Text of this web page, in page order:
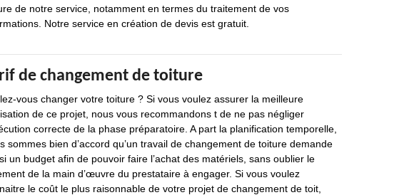
de notre service, notamment en termes du traitement de vos
Notre service en création de devis est gratuit.
de changement de toiture
vous changer votre toiture ? Si vous voulez assurer la meilleure
de ce projet, nous vous recommandons t de ne pas négliger
correcte de la phase préparatoire. A part la planification temporelle,
sommes bien d’accord qu’un travail de changement de toiture demande
un budget afin de pouvoir faire l’achat des matériels, sans oublier le
de la main d’œuvre du prestataire à engager. Si vous voulez
le coût le plus raisonnable de votre projet de changement de toit,